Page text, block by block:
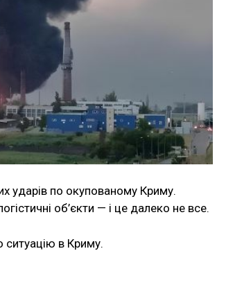
ударів по окупованому Криму.
об’єкти — і це далеко не все.
ситуацію в Криму.